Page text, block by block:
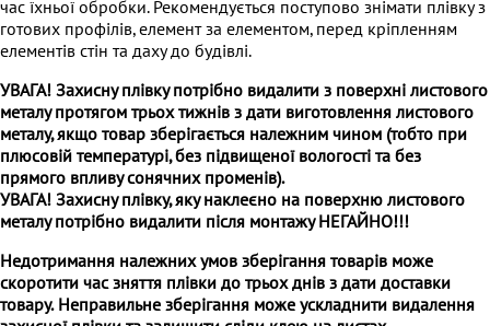
час їхньої обробки. Рекомендується поступово знімати плівку з
готових профілів, елемент за елементом, перед кріпленням
елементів стін та даху до будівлі.
УВАГА! Захисну плівку потрібно видалити з поверхні листового
металу протягом трьох тижнів з дати виготовлення листового
металу, якщо товар зберігається належним чином (тобто при
плюсовій температурі, без підвищеної вологості та без
прямого впливу сонячних променів).
УВАГА! Захисну плівку, яку наклеєно на поверхню листового
металу потрібно видалити після монтажу НЕГАЙНО!!!
Недотримання належних умов зберігання товарів може
скоротити час зняття плівки до трьох днів з дати доставки
товару. Неправильне зберігання може ускладнити видалення